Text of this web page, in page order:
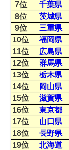
7位
千葉県
8位
茨城県
9位
三重県
10位
福岡県
11位
広島県
12位
群馬県
13位
栃木県
14位
岡山県
15位
滋賀県
16位
東京都
17位
山口県
18位
長野県
19位
北海道